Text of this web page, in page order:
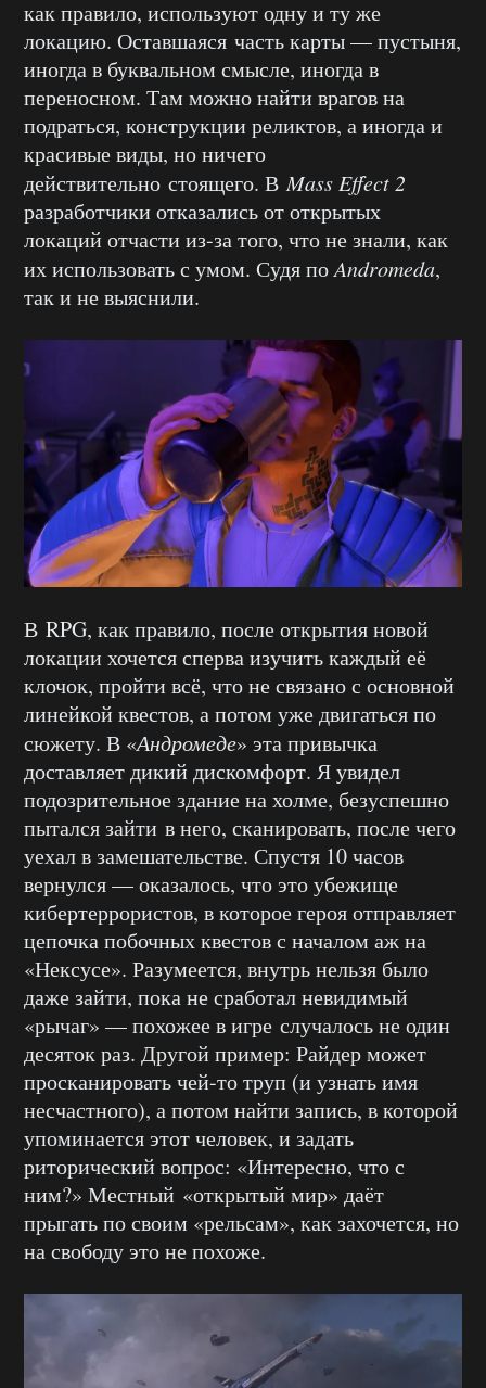
как правило, используют одну и ту же
локацию. Оставшаяся часть карты — пустыня,
иногда в буквальном смысле, иногда в
переносном. Там можно найти врагов на
подраться, конструкции реликтов, а иногда и
красивые виды, но ничего
действительно стоящего. ВMass Effect 2
разработчики отказались от открытых
локаций отчасти из-за того, что не знали, как
их использовать с умом. Судя поAndromeda,
так и не выяснили.
В RPG, как правило, после открытия новой
локации хочется сперва изучить каждый её
клочок, пройти всё, что не связано с основной
линейкой квестов, а потом уже двигаться по
сюжету. В «Андромеде» эта привычка
доставляет дикий дискомфорт. Я увидел
подозрительное здание на холме, безуспешно
пытался зайти в него, сканировать, после чего
уехал в замешательстве. Спустя 10 часов
вернулся — оказалось, что это убежище
кибертеррористов, в которое героя отправляет
цепочка побочных квестов с началом аж на
«Нексусе». Разумеется, внутрь нельзя было
даже зайти, пока не сработал невидимый
«рычаг» — похожее в игре случалось не один
десяток раз. Другой пример: Райдер может
просканировать чей-то труп (и узнать имя
несчастного), а потом найти запись, в которой
упоминается этот человек, и задать
риторический вопрос: «Интересно, что с
ним?» Местный «открытый мир» даёт
прыгать по своим «рельсам», как захочется, но
на свободу это не похоже.